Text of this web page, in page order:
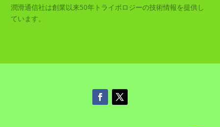
潤滑通信社は創業以来50年トライボロジーの技術情報を提供し
ています。